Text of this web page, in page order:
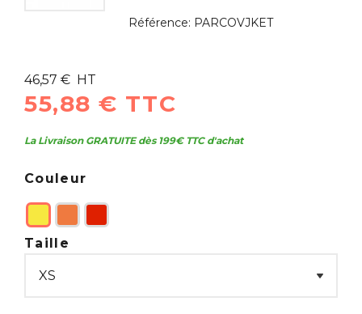
Référence: PARCOVJKET
46,57 € HT
55,88 € TTC
La Livraison GRATUITE dès 199€ TTC d'achat
Couleur
Taille